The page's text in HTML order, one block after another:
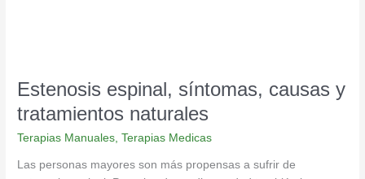
Estenosis espinal, síntomas, causas y
tratamientos naturales
Terapias Manuales ,Terapias Medicas
Las personas mayores son más propensas a sufrir de